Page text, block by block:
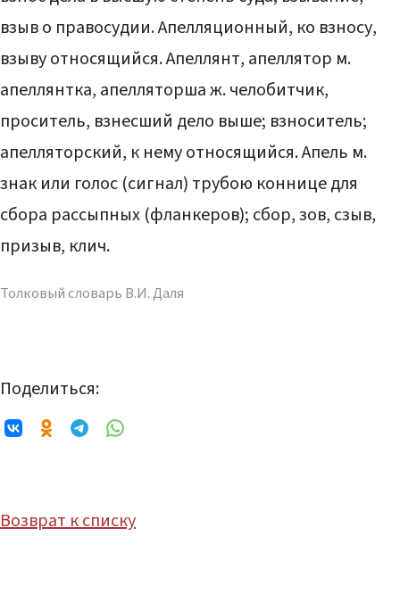
взыв о правосудии. Апелляционный, ко взносу,
взыву относящийся. Апеллянт, апеллятор м.
апеллянтка, апелляторша ж. челобитчик,
проситель, взнесший дело выше; взноситель;
апелляторский, к нему относящийся. Апель м.
знак или голос (сигнал) трубою коннице для
сбора рассыпных (фланкеров); сбор, зов, сзыв,
призыв, клич.
Толковый словарь В.И. Даля
Поделиться:
Возврат к списку